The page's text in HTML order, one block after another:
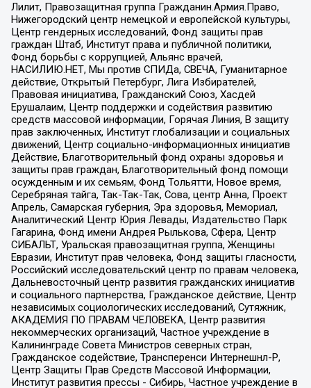
Лилит, Правозащитная группа Гражданин.Армия.Право,
Нижегородский центр немецкой и европейской культуры,
Центр гендерных исследований, Фонд защиты прав
граждан Штаб, Институт права и публичной политики,
Фонд борьбы с коррупцией, Альянс врачей,
НАСИЛИЮ.НЕТ, Мы против СПИДа, СВЕЧА, Гуманитарное
действие, Открытый Петербург, Лига Избирателей,
Правовая инициатива, Гражданский Союз, Хасдей
Ерушалаим, Центр поддержки и содействия развитию
средств массовой информации, Горячая Линия, В защиту
прав заключенных, Институт глобализации и социальных
движений, Центр социально-информационных инициатив
Действие, Благотворительный фонд охраны здоровья и
защиты прав граждан, Благотворительный фонд помощи
осужденным и их семьям, Фонд Тольятти, Новое время,
Серебряная тайга, Так-Так-Так, Сова, центр Анна, Проект
Апрель, Самарская губерния, Эра здоровья, Мемориал,
Аналитический Центр Юрия Левады, Издательство Парк
Гагарина, Фонд имени Андрея Рылькова, Сфера, Центр
СИБАЛЬТ, Уральская правозащитная группа, Женщины
Евразии, Институт прав человека, Фонд защиты гласности,
Российский исследовательский центр по правам человека,
Дальневосточный центр развития гражданских инициатив
и социального партнерства, Гражданское действие, Центр
независимых социологических исследований, Сутяжник,
АКАДЕМИЯ ПО ПРАВАМ ЧЕЛОВЕКА, Центр развития
некоммерческих организаций, Частное учреждение в
Калининграде Совета Министров северных стран,
Гражданское содействие, Трансперенси Интернешнл-Р,
Центр Защиты Прав Средств Массовой Информации,
Институт развития прессы - Сибирь, Частное учреждение в